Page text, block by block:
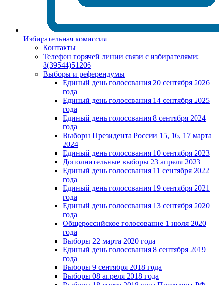
Избирательная комиссия
Контакты
Телефон горячей линии связи с избирателями:
8(39544)51206
Выборы и референдумы
Единый день голосования 20 сентября 2026
года
Единый день голосования 14 сентября 2025
года
Единый день голосования 8 сентября 2024
года
Выборы Президента России 15, 16, 17 марта
2024
Единый день голосования 10 сентября 2023
Дополнительные выборы 23 апреля 2023
Единый день голосования 11 сентября 2022
года
Единый день голосования 19 сентября 2021
года
Единый день голосования 13 сентября 2020
года
Общероссийское голосование 1 июля 2020
года
Выборы 22 марта 2020 года
Единый день голосования 8 сентября 2019
года
Выборы 9 сентября 2018 года
Выборы 08 апреля 2018 года